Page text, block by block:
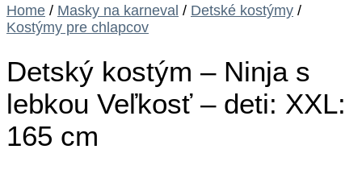
Home / Masky na karneval / Detské kostýmy /
Kostýmy pre chlapcov
Detský kostým – Ninja s
lebkou Veľkosť – deti: XXL:
165 cm